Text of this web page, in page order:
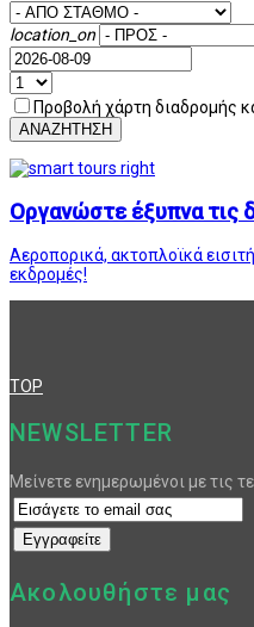
location_on
Προβολή χάρτη διαδρομής
ΑΝΑΖΗΤΗΣΗ
Οργανώστε έξυπνα τις
Αεροπορικά, ακτοπλοϊκά
εκδρομές!
TOP
NEWSLETTER
Μείνετε ενημερωμένοι με τις
Ακολουθήστε μας